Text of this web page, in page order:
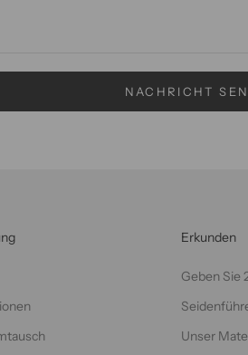
NACHRICHT
Erkunden
Geben Sie
Unser